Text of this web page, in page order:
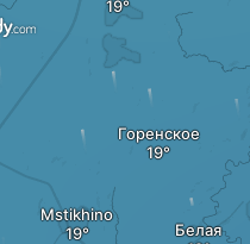
Белая
Mstikhino
Горенское